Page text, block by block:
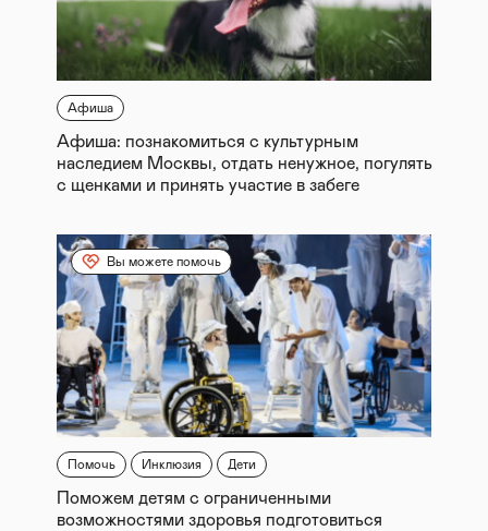
Афиша
Афиша: познакомиться с культурным
наследием Москвы, отдать ненужное, погулять
с щенками и принять участие в забеге
Вы можете помочь
Помочь Инклюзия Дети
Поможем детям с ограниченными
возможностями здоровья подготовиться